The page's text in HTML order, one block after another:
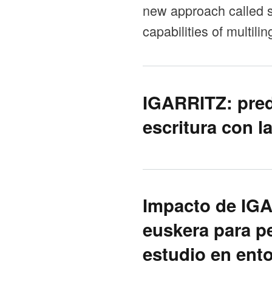
new approach called
capabilities of
IGARRITZ:
escritura con
Impacto de
euskera para
estudio en